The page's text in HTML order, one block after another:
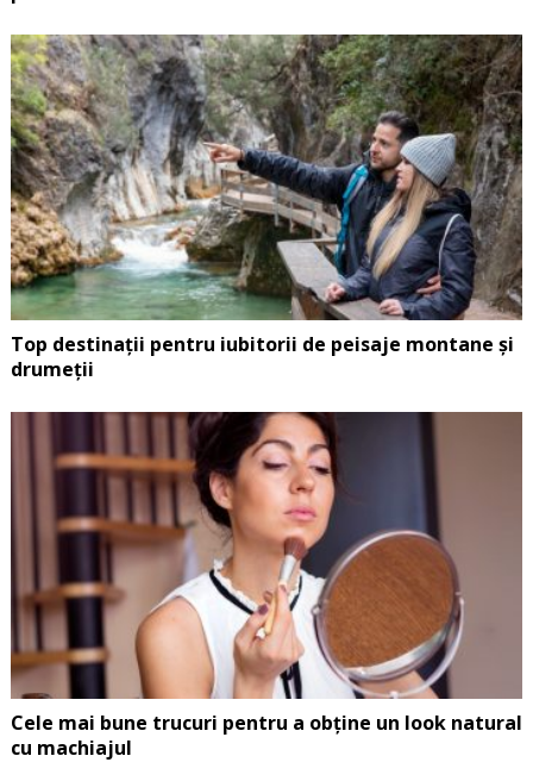
Top destinații pentru iubitorii de peisaje montane și
drumeții
Cele mai bune trucuri pentru a obține un look natural
cu machiajul